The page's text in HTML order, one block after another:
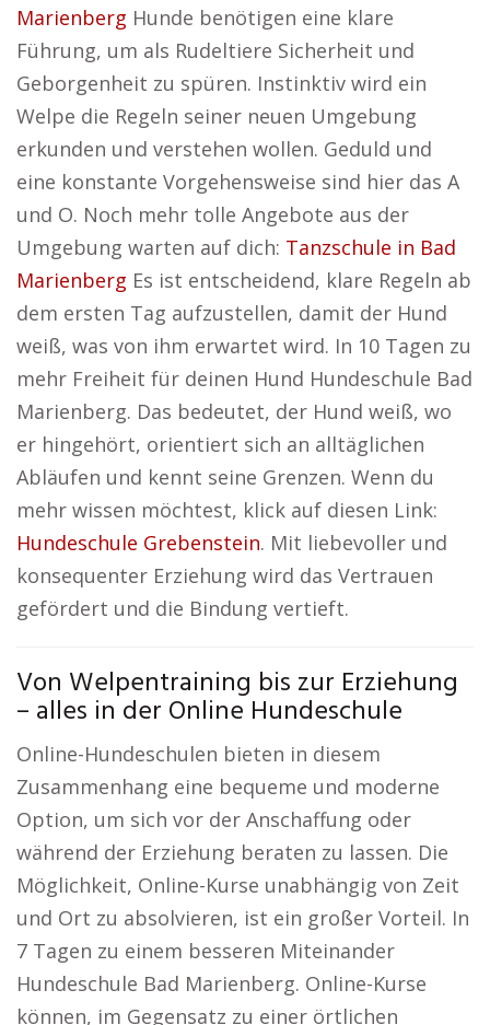
Marienberg Hunde benötigen eine klare
Führung, um als Rudeltiere Sicherheit und
Geborgenheit zu spüren. Instinktiv wird ein
Welpe die Regeln seiner neuen Umgebung
erkunden und verstehen wollen. Geduld und
eine konstante Vorgehensweise sind hier das A
und O. Noch mehr tolle Angebote aus der
Umgebung warten auf dich: Tanzschule in Bad
Marienberg Es ist entscheidend, klare Regeln ab
dem ersten Tag aufzustellen, damit der Hund
weiß, was von ihm erwartet wird. In 10 Tagen zu
mehr Freiheit für deinen Hund Hundeschule Bad
Marienberg. Das bedeutet, der Hund weiß, wo
er hingehört, orientiert sich an alltäglichen
Abläufen und kennt seine Grenzen. Wenn du
mehr wissen möchtest, klick auf diesen Link:
Hundeschule Grebenstein. Mit liebevoller und
konsequenter Erziehung wird das Vertrauen
gefördert und die Bindung vertieft.
Von Welpentraining bis zur Erziehung
– alles in der Online Hundeschule
Online-Hundeschulen bieten in diesem
Zusammenhang eine bequeme und moderne
Option, um sich vor der Anschaffung oder
während der Erziehung beraten zu lassen. Die
Möglichkeit, Online-Kurse unabhängig von Zeit
und Ort zu absolvieren, ist ein großer Vorteil. In
7 Tagen zu einem besseren Miteinander
Hundeschule Bad Marienberg. Online-Kurse
können, im Gegensatz zu einer örtlichen